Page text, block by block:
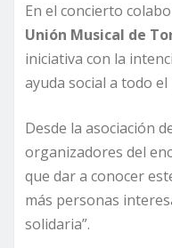
En el concierto
Unión Musical de
iniciativa con la
ayuda social a todo el
Desde la asociación
organizadores del
que dar a conocer
más personas
solidaria”.